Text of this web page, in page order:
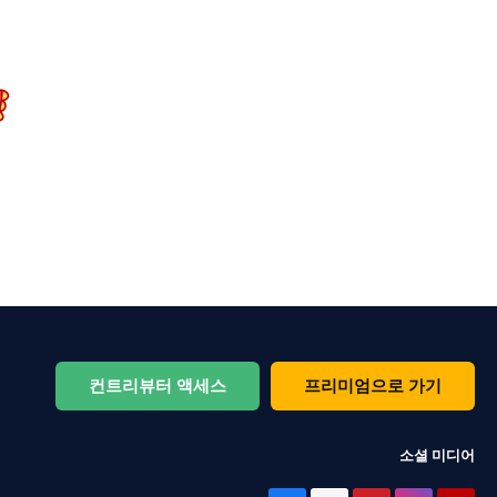
컨트리뷰터 액세스 프리미엄으로 가기
소셜 미디어